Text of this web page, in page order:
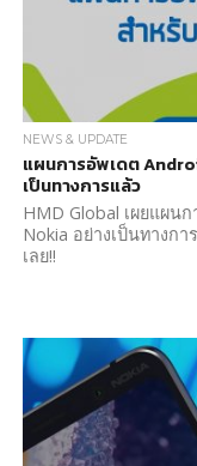
NEWS & UPDATE
แผนการอัพเดต
เป็นทางการแล้ว
HMD Global เผยแผน
Nokia อย่างเป็นทางก
เลย!!